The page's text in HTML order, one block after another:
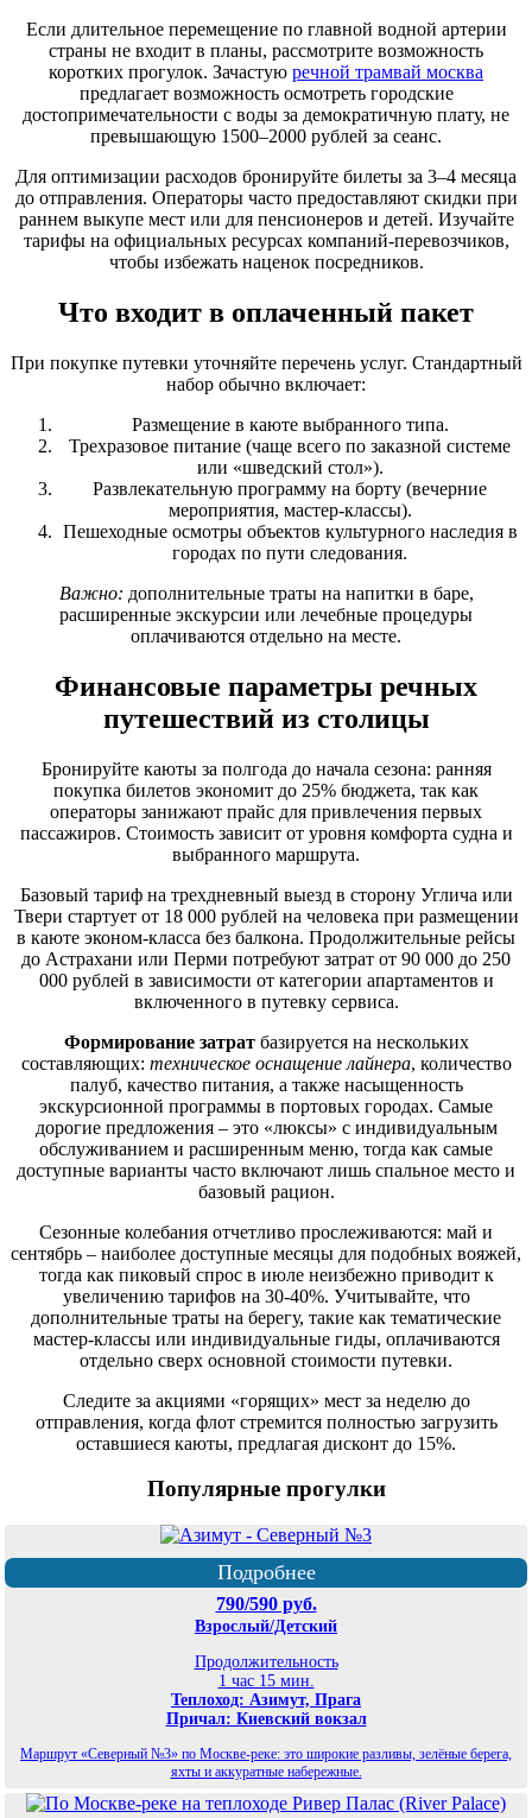
Если длительное перемещение по главной водной артерии
страны не входит в планы, рассмотрите возможность
коротких прогулок. Зачастую речной трамвай москва
предлагает возможность осмотреть городские
достопримечательности с воды за демократичную плату, не
превышающую 1500–2000 рублей за сеанс.
Для оптимизации расходов бронируйте билеты за 3–4 месяца
до отправления. Операторы часто предоставляют скидки при
раннем выкупе мест или для пенсионеров и детей. Изучайте
тарифы на официальных ресурсах компаний-перевозчиков,
чтобы избежать наценок посредников.
Что входит в оплаченный пакет
При покупке путевки уточняйте перечень услуг. Стандартный
набор обычно включает:
Размещение в каюте выбранного типа.
Трехразовое питание (чаще всего по заказной системе
или «шведский стол»).
Развлекательную программу на борту (вечерние
мероприятия, мастер-классы).
Пешеходные осмотры объектов культурного наследия в
городах по пути следования.
Важно: дополнительные траты на напитки в баре,
расширенные экскурсии или лечебные процедуры
оплачиваются отдельно на месте.
Финансовые параметры речных
путешествий из столицы
Бронируйте каюты за полгода до начала сезона: ранняя
покупка билетов экономит до 25% бюджета, так как
операторы занижают прайс для привлечения первых
пассажиров. Стоимость зависит от уровня комфорта судна и
выбранного маршрута.
Базовый тариф на трехдневный выезд в сторону Углича или
Твери стартует от 18 000 рублей на человека при размещении
в каюте эконом-класса без балкона. Продолжительные рейсы
до Астрахани или Перми потребуют затрат от 90 000 до 250
000 рублей в зависимости от категории апартаментов и
включенного в путевку сервиса.
Формирование затратбазируется на нескольких
составляющих: техническое оснащение лайнера, количество
палуб, качество питания, а также насыщенность
экскурсионной программы в портовых городах. Самые
дорогие предложения – это «люксы» с индивидуальным
обслуживанием и расширенным меню, тогда как самые
доступные варианты часто включают лишь спальное место и
базовый рацион.
Сезонные колебания отчетливо прослеживаются: май и
сентябрь – наиболее доступные месяцы для подобных вояжей,
тогда как пиковый спрос в июле неизбежно приводит к
увеличению тарифов на 30-40%. Учитывайте, что
дополнительные траты на берегу, такие как тематические
мастер-классы или индивидуальные гиды, оплачиваются
отдельно сверх основной стоимости путевки.
Следите за акциями «горящих» мест за неделю до
отправления, когда флот стремится полностью загрузить
оставшиеся каюты, предлагая дисконт до 15%.
Популярные прогулки
Подробнее
790/590 руб.
Взрослый/Детский
Продолжительность
1 час 15 мин.
Теплоход: Азимут, Прага
Причал: Киевский вокзал
Маршрут «Северный №3» по Москве-реке: это широкие разливы, зелёные берега,
яхты и аккуратные набережные.